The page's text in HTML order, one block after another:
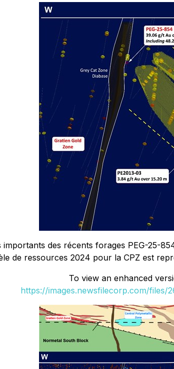
des récents forages PEG-25-
de ressources 2024 pour la CPZ est
To view an enhanced
https://images.newsfilecorp.com/files/